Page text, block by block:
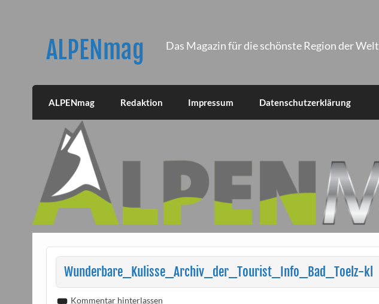
ALPENmag Das Magazin für die schönste Region der Welt
ALPENmag Redaktion Impressum Datenschutzerklärung
Wunderbare_Kulisse_Archiv_der_Tourist_Info_Bad_Toelz-kl
Kommentar hinterlassen